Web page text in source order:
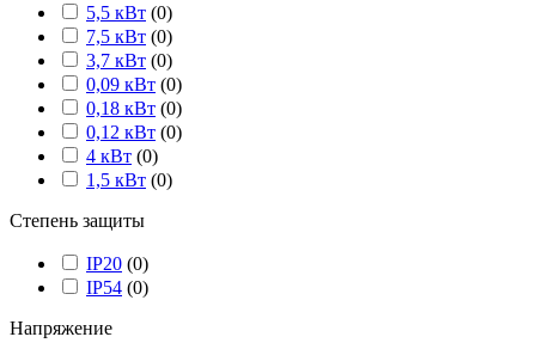
5,5 кВт (0)
7,5 кВт (0)
3,7 кВт (0)
0,09 кВт (0)
0,18 кВт (0)
0,12 кВт (0)
4 кВт (0)
1,5 кВт (0)
Степень защиты
IP20 (0)
IP54 (0)
Напряжение